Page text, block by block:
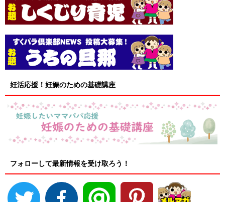
妊活応援！妊娠のための基礎講座
フォローして最新情報を受け取ろう！